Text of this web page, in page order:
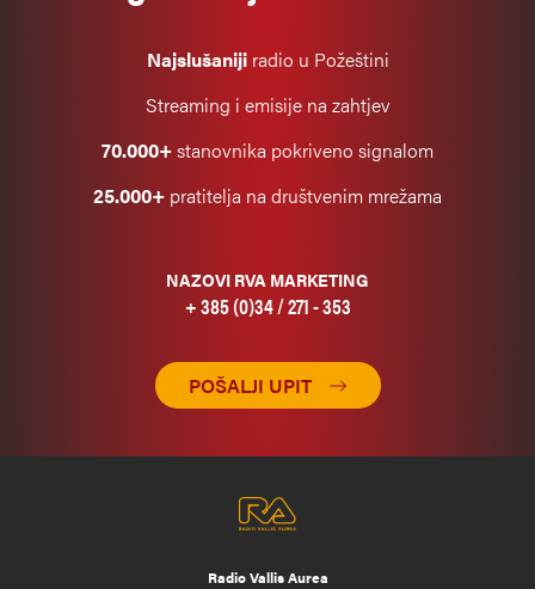
Najslušanijiradio u Požeštini
Streaming i emisije na zahtjev
70.000+stanovnika pokriveno signalom
25.000+ pratitelja na društvenim mrežama
NAZOVI RVA MARKETING
+ 385 (0)34 / 271 - 353
POŠALJI UPIT
Radio Vallis Aurea